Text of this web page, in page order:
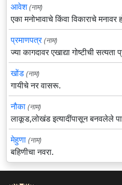
आवेश (नाम)
एका मनोभावाचे किंवा विकाराचे मनावर
प्रमाणपत्र (नाम)
ज्या कागदावर एखाद्या गोष्टीची
खोंड (नाम)
गायीचे नर वासरू.
नौका (नाम)
लाकूड,लोखंड इत्यादींपासून बनवलेले
मेहुणा (नाम)
बहिणीचा नवरा.